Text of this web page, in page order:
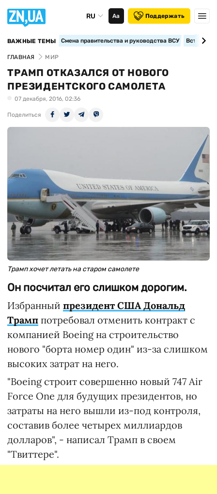
RU Аа Поддержать
ВАЖНЫЕ ТЕМЫ Смена правительства и руководства ВСУ
ГЛАВНАЯ МИР
ТРАМП ОТКАЗАЛСЯ ОТ НОВОГО
ПРЕЗИДЕНТСКОГО САМОЛЕТА
07 декабря, 2016, 02:36
Поделиться
Трамп хочет летать на старом самолете
Он посчитал его слишком дорогим.
Избранный президент США Дональд
Трамп потребовал отменить контракт с
компанией Boeing на строительство
нового "борта номер один" из-за слишком
высоких затрат на него.
"Boeing строит совершенно новый 747 Air
Force One для будущих президентов, но
затраты на него вышли из-под контроля,
составив более четырех миллиардов
долларов", - написал Трамп в своем
"Твиттере".